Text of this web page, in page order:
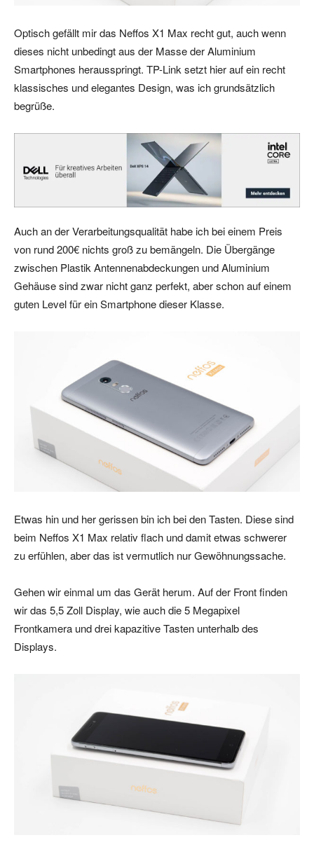
Optisch gefällt mir das Neffos X1 Max recht gut, auch wenn
dieses nicht unbedingt aus der Masse der Aluminium
Smartphones herausspringt. TP-Link setzt hier auf ein recht
klassisches und elegantes Design, was ich grundsätzlich
begrüße.
Auch an der Verarbeitungsqualität habe ich bei einem Preis
von rund 200€ nichts groß zu bemängeln. Die Übergänge
zwischen Plastik Antennenabdeckungen und Aluminium
Gehäuse sind zwar nicht ganz perfekt, aber schon auf einem
guten Level für ein Smartphone dieser Klasse.
Etwas hin und her gerissen bin ich bei den Tasten. Diese sind
beim Neffos X1 Max relativ flach und damit etwas schwerer
zu erfühlen, aber das ist vermutlich nur Gewöhnungssache.
Gehen wir einmal um das Gerät herum. Auf der Front finden
wir das 5,5 Zoll Display, wie auch die 5 Megapixel
Frontkamera und drei kapazitive Tasten unterhalb des
Displays.